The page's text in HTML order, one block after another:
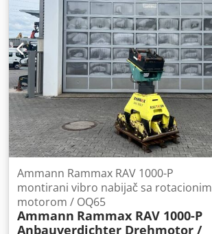
Ammann Rammax RAV 1000-P
montirani vibro nabijač sa rotacionim
motorom / OQ65
Ammann Rammax RAV 1000-P
Anbauverdichter Drehmotor /